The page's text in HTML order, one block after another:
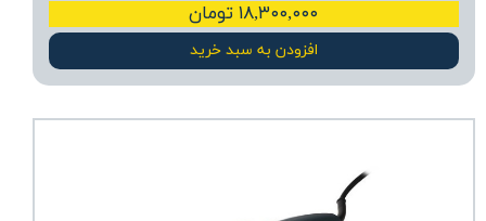
۱۸,۳۰۰,۰۰۰ تومان
افزودن به سبد خرید